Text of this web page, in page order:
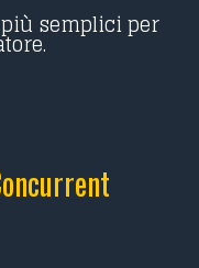
semplici per